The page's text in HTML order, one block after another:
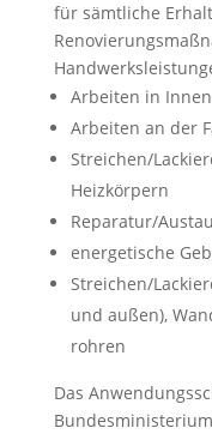
für sämtliche
Arbeiten in
Arbeiten an der
Streichen/
Heizkörpern
Reparatur/
energetische
Streichen/
und außen),
rohren
Das